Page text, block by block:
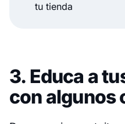
tu tienda
3. Educa a
con algunos